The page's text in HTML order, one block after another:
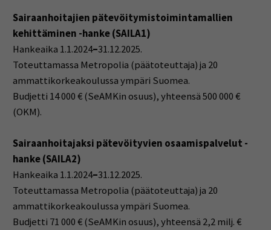
Sairaanhoitajien pätevöitymistoimintamallien
kehittäminen -hanke (SAILA1)
Hankeaika 1.1.2024–31.12.2025.
Toteuttamassa Metropolia (päätoteuttaja) ja 20
ammattikorkeakoulussa ympäri Suomea.
Budjetti 14 000 € (SeAMKin osuus), yhteensä 500 000 €
(OKM).
Sairaanhoitajaksi pätevöityvien osaamispalvelut -
hanke (SAILA2)
Hankeaika 1.1.2024–31.12.2025.
Toteuttamassa Metropolia (päätoteuttaja) ja 20
ammattikorkeakoulussa ympäri Suomea.
Budjetti 71 000 € (SeAMKin osuus), yhteensä 2,2 milj. €